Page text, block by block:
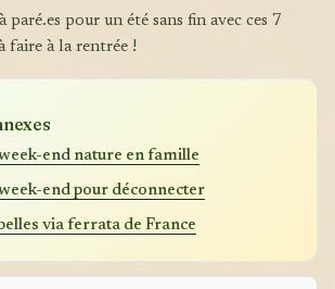
faire à la rentrée !
end nature en famille
end pour déconnecter
via ferrata de France